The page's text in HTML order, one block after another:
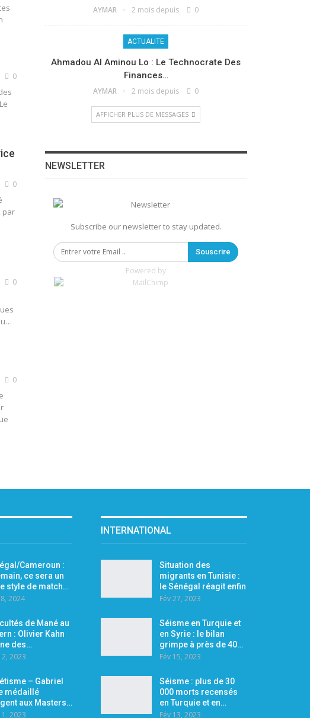
0
0
par
0
…
0
AYMAR 2 mois depuis 0
ACTUALITE
Ahmadou Al Aminou Lo : Le Technocrate Des
Finances…
AYMAR 2 mois depuis 0
AFFICHER PLUS DE MESSAGES
NEWSLETTER
Subscribe our newsletter to stay updated.
Souscrire
Powered by
Cameroun :
ce sera un
style de match…
2024
de Mané au
: Olivier Kahn
des…
2023
– Gabriel
médaillé
aux Masters…
2023
INTERNATIONAL
Situation des
migrants en Tunisie :
le Sénégal réagit enfin
Fév 27, 2023
Séisme en Turquie et
en Syrie : le bilan
grimpe à près de 40…
Fév 15, 2023
Séisme : plus de 30
000 morts recensés
en Turquie et en…
Fév 13, 2023